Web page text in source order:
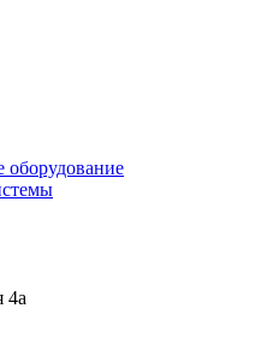
оборудование
4а